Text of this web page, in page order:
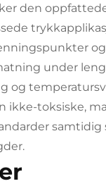
den
under
og
ikke-toksiske,